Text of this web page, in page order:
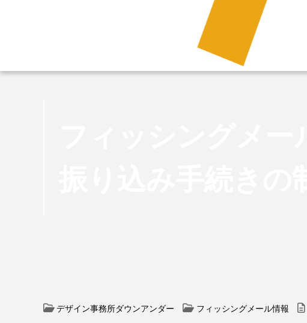
デザイン事務所ダウンアンダー フィッシングメール情報